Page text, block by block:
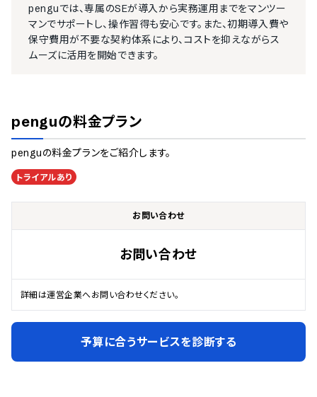
penguでは、専属のSEが導入から実務運用までをマンツー
マンでサポートし、操作習得も安心です。また、初期導入費や
保守費用が不要な契約体系により、コストを抑えながらス
ムーズに活用を開始できます。
penguの料金プラン
penguの料金プランをご紹介します。
トライアルあり
お問い合わせ
お問い合わせ
詳細は運営企業へお問い合わせください。
予算に合うサービスを診断する